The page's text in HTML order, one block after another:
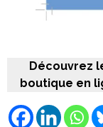
Découvrez
boutique en